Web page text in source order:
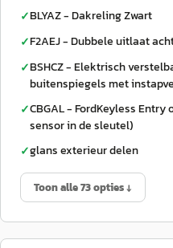
✓BLYAZ - Dakreling Zwart
✓F2AEJ - Dubbele uitlaat
✓BSHCZ - Elektrisch
buitenspiegels met
✓CBGAL - FordKeyless
sensor in de sleutel)
✓glans exterieur delen
Toon alle 73 opties ↓